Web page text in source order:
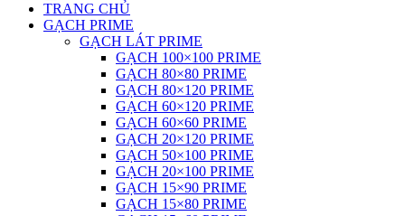
TRANG CHỦ
GẠCH PRIME
GẠCH LÁT PRIME
GẠCH 100×100 PRIME
GẠCH 80×80 PRIME
GẠCH 80×120 PRIME
GẠCH 60×120 PRIME
GẠCH 60×60 PRIME
GẠCH 20×120 PRIME
GẠCH 50×100 PRIME
GẠCH 20×100 PRIME
GẠCH 15×90 PRIME
GẠCH 15×80 PRIME